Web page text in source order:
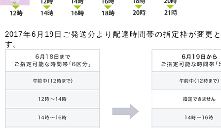
2017年6月19日ご発送分より配達時間帯の指定枠が変更
す。